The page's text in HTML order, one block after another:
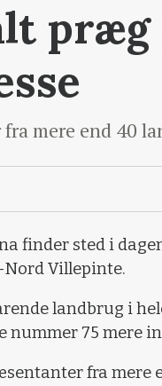
præg
mere end 40
finder sted i
Nord Villepinte.
landbrug i
nummer 75 mere
fra mere